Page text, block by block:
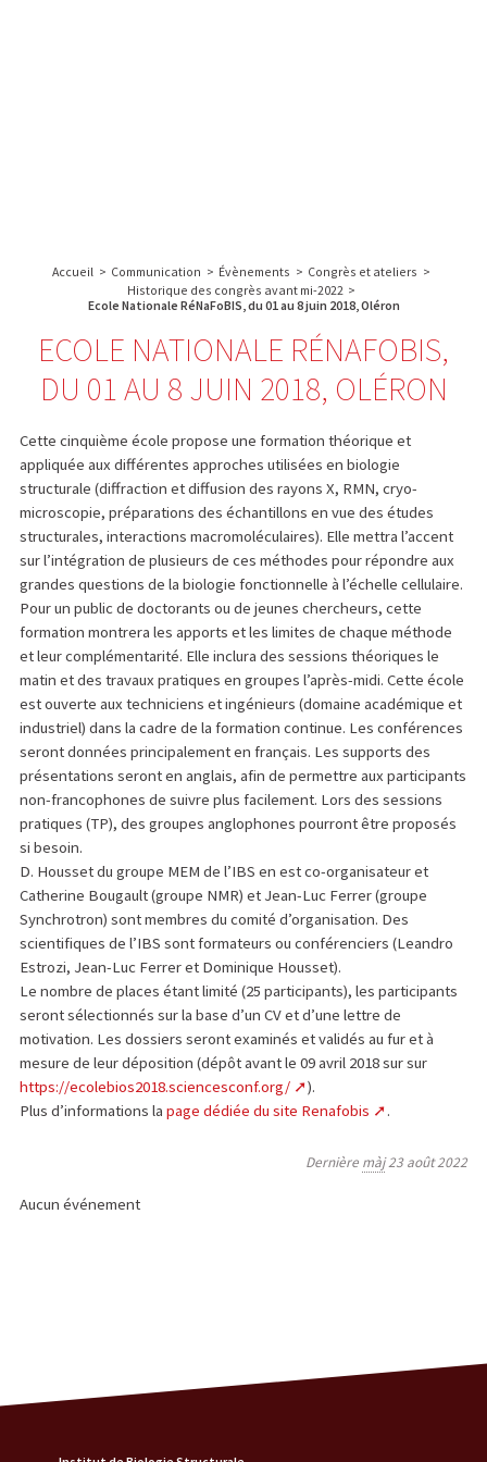
FRANCE
Accueil > Communication > Évènements > Congrès et ateliers >
Historique des congrès avant mi-2022 >
Ecole Nationale RéNaFoBIS, du 01 au 8 juin 2018, Oléron
ECOLE NATIONALE RÉNAFOBIS,
DU 01 AU 8 JUIN 2018, OLÉRON
Cette cinquième école propose une formation théorique et
appliquée aux différentes approches utilisées en biologie
structurale (diffraction et diffusion des rayons X, RMN, cryo-
microscopie, préparations des échantillons en vue des études
structurales, interactions macromoléculaires). Elle mettra l’accent
sur l’intégration de plusieurs de ces méthodes pour répondre aux
grandes questions de la biologie fonctionnelle à l’échelle cellulaire.
Pour un public de doctorants ou de jeunes chercheurs, cette
formation montrera les apports et les limites de chaque méthode
et leur complémentarité. Elle inclura des sessions théoriques le
matin et des travaux pratiques en groupes l’après-midi. Cette école
est ouverte aux techniciens et ingénieurs (domaine académique et
industriel) dans la cadre de la formation continue. Les conférences
seront données principalement en français. Les supports des
présentations seront en anglais, afin de permettre aux participants
non-francophones de suivre plus facilement. Lors des sessions
pratiques (TP), des groupes anglophones pourront être proposés
si besoin.
D. Housset du groupe MEM de l’IBS en est co-organisateur et
Catherine Bougault (groupe NMR) et Jean-Luc Ferrer (groupe
Synchrotron) sont membres du comité d’organisation. Des
scientifiques de l’IBS sont formateurs ou conférenciers (Leandro
Estrozi, Jean-Luc Ferrer et Dominique Housset).
Le nombre de places étant limité (25 participants), les participants
seront sélectionnés sur la base d’un CV et d’une lettre de
motivation. Les dossiers seront examinés et validés au fur et à
mesure de leur déposition (dépôt avant le 09 avril 2018 sur sur
https://ecolebios2018.sciencesconf.org/
).
Plus d’informations lapage dédiée du site Renafobis .
Dernière màj23 août 2022
Aucun événement